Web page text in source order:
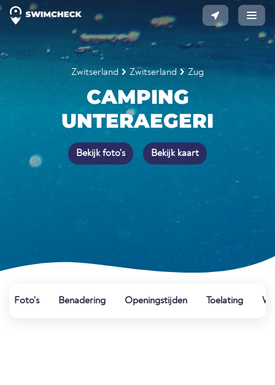
Zwitserland Zwitserland Zug
CAMPING
UNTERAEGERI
Bekijk foto's Bekijk kaart
Foto's Benadering Openingstijden Toelating